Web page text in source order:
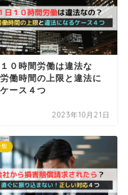
０時間労働は違法な
働時間の上限と違法に
ース４つ
2023年10月21日
般